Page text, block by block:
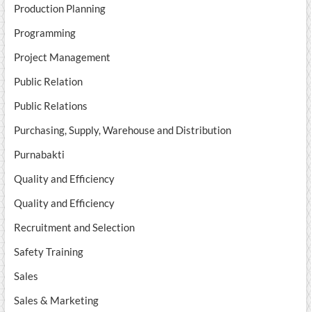
Production Planning
Programming
Project Management
Public Relation
Public Relations
Purchasing, Supply, Warehouse and Distribution
Purnabakti
Quality and Efficiency
Quality and Efficiency
Recruitment and Selection
Safety Training
Sales
Sales & Marketing